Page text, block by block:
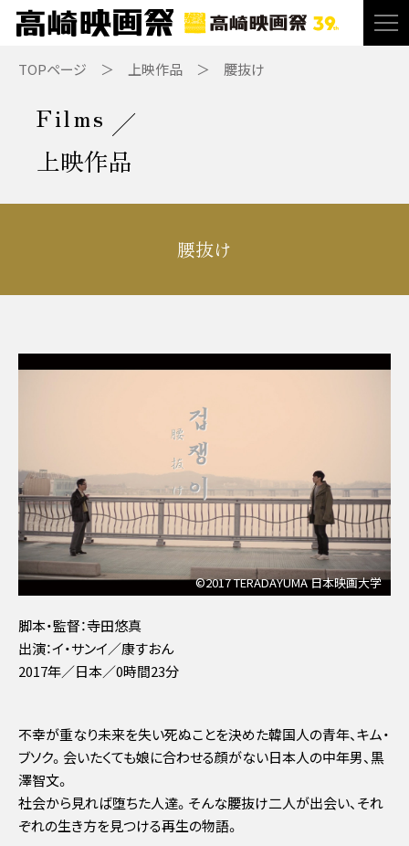
TOPページ 上映作品 腰抜け
Films
上映作品
腰抜け
©2017 TERADAYUMA 日本映画大学
脚本・監督：寺田悠真
出演：イ・サンイ／康すおん
2017年／日本／0時間23分
不幸が重なり未来を失い死ぬことを決めた韓国人の青年、キム・
ブソク。会いたくても娘に合わせる顔がない日本人の中年男、黒
澤智文。
社会から見れば堕ちた人達。そんな腰抜け二人が出会い、それ
ぞれの生き方を見つける再生の物語。